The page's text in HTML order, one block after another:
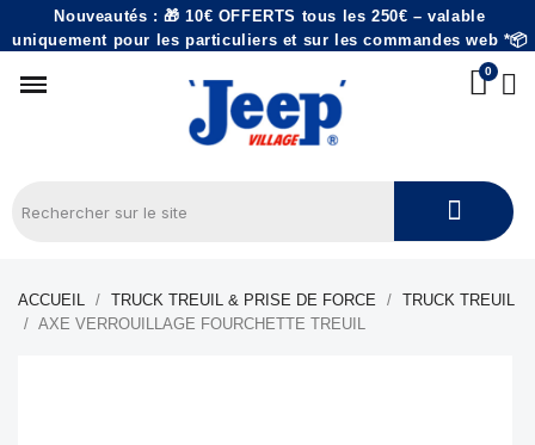
Nouveautés : 🎁 10€ OFFERTS tous les 250€ – valable
uniquement pour les particuliers et sur les commandes web *📦
ACCUEIL TRUCK TREUIL & PRISE DE FORCE
TRUCK TREUIL
AXE VERROUILLAGE FOURCHETTE TREUIL